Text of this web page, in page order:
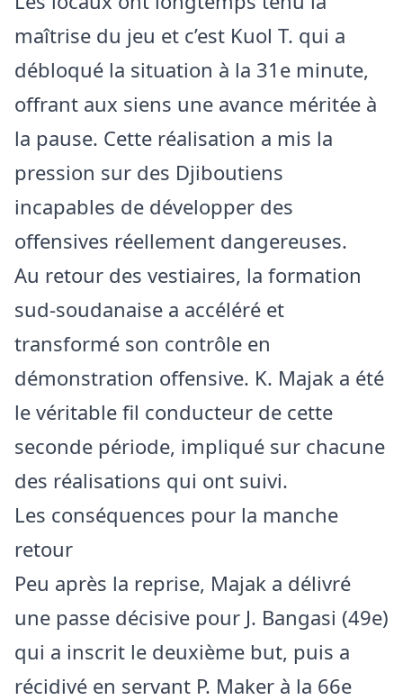
maîtrise du jeu et c’est Kuol T. qui a
débloqué la situation à la 31e minute,
offrant aux siens une avance méritée à
la pause. Cette réalisation a mis la
pression sur des Djiboutiens
incapables de développer des
offensives réellement dangereuses.
Au retour des vestiaires, la formation
sud-soudanaise a accéléré et
transformé son contrôle en
démonstration offensive. K. Majak a été
le véritable fil conducteur de cette
seconde période, impliqué sur chacune
des réalisations qui ont suivi.
Les conséquences pour la manche
retour
Peu après la reprise, Majak a délivré
une passe décisive pour J. Bangasi (49e)
qui a inscrit le deuxième but, puis a
récidivé en servant P. Maker à la 66e